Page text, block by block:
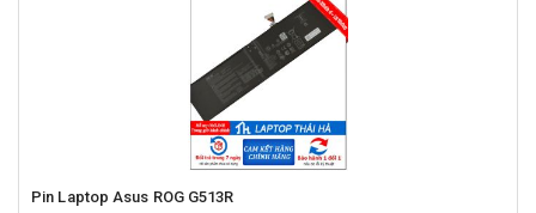
Pin Laptop Asus ROG G513R